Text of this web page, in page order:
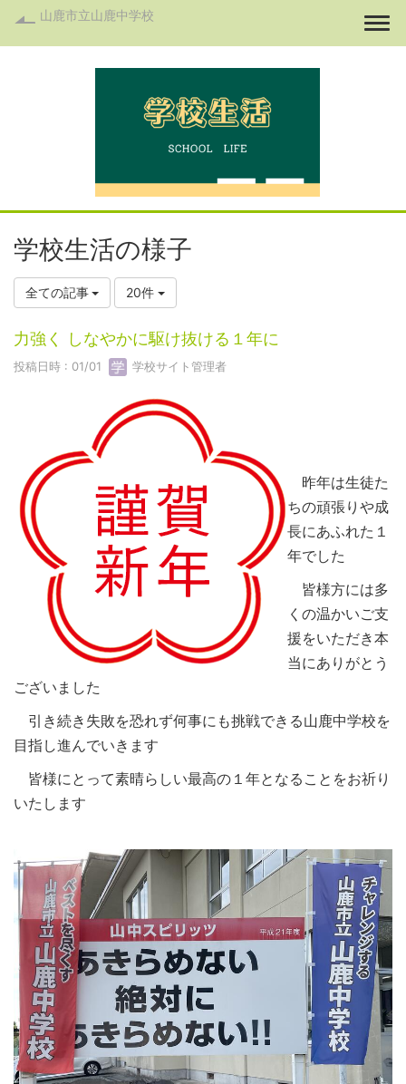
山鹿市立山鹿中学校
学校生活の様子
全ての記事 20件
力強く しなやかに駆け抜ける１年に
投稿日時 : 01/01 学校サイト管理者
昨年は生徒た
ちの頑張りや成
長にあふれた１
年でした
皆様方には多
くの温かいご支
援をいただき本
当にありがとう
ございました
引き続き失敗を恐れず何事にも挑戦できる山鹿中学校を
目指し進んでいきます
皆様にとって素晴らしい最高の１年となることをお祈り
いたします